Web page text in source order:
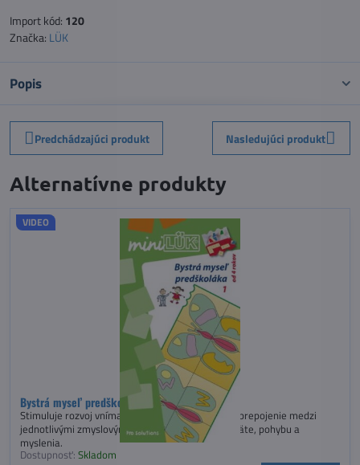
Import kód: 120
Značka: LÜK
Popis
Predchádzajúci produkt Nasledujúci produkt
Alternatívne produkty
Bystrá myseľ predškoláka 1 - miniLÜK
VIDEO
Stimuluje rozvoj vnímania a poznávania, vytvára prepojenie medzi
jednotlivými zmyslovými vnemami za účasti pamäte, pohybu a
myslenia.
Dostupnosť: Skladom